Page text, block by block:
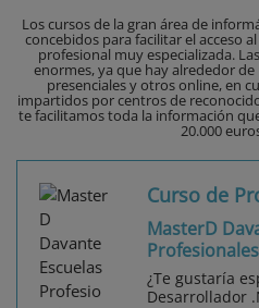
Los cursos de la gran área de
concebidos para facilitar el acceso
profesional muy especializada.
enormes, ya que hay alrededor
presenciales y otros online, en
impartidos por centros de
te facilitamos toda la información
20.000
Curso de
MasterD
Profesionales
¿Te gustaría
Desarrollador